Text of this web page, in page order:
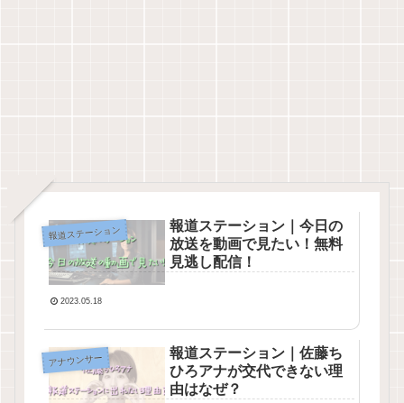
報道ステーション
報道ステーション｜今日の
放送を動画で見たい！無料
見逃し配信！
2023.05.18
アナウンサー
報道ステーション｜佐藤ち
ひろアナが交代できない理
由はなぜ？